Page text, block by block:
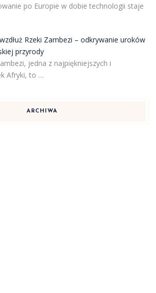
po Europie w dobie technologii staje
Rzeki Zambezi – odkrywanie uroków
przyrody
jedna z najpiękniejszych i
Afryki, to …
ARCHIWA